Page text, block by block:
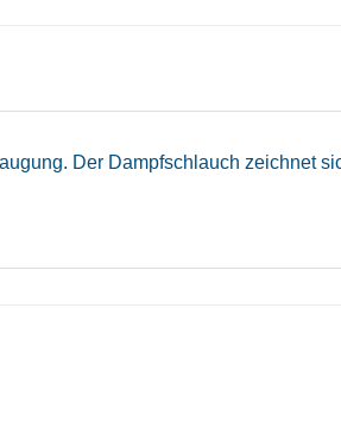
Der Dampfschlauch zeichnet